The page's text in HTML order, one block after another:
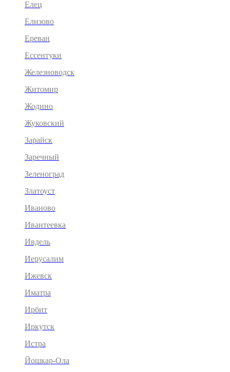
Елец
Елизово
Ереван
Ессентуки
Железноводск
Житомир
Жодино
Жуковский
Зарайск
Заречный
Зеленоград
Златоуст
Иваново
Ивантеевка
Ивдель
Иерусалим
Ижевск
Иматра
Ирбит
Иркутск
Истра
Йошкар-Ола